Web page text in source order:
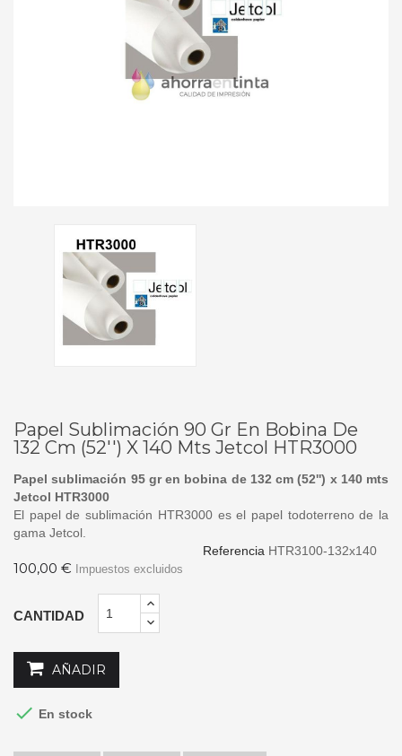
Papel Sublimación 90 Gr En Bobina De
132 Cm (52'') X 140 Mts Jetcol HTR3000
Papel sublimación 95 gr en bobina de 132 cm (52'') x 140 mts
Jetcol HTR3000
El papel de sublimación HTR3000 es el papel todoterreno de la
gama Jetcol.
Referencia HTR3100-132x140
100,00 € Impuestos excluidos
CANTIDAD
AÑADIR
 En stock